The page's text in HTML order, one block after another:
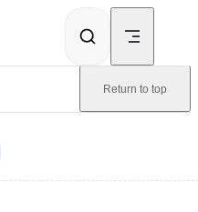
Return to top